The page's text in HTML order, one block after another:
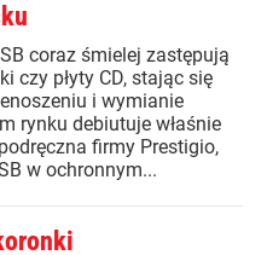
coraz śmielej zastępują
czy płyty CD, stając się
i wymianie
rynku debiutuje właśnie
firmy Prestigio,
w ochronnym...